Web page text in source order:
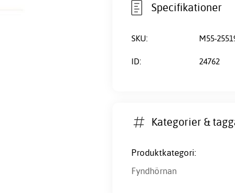
Specifikationer
SKU: M55-
ID: 24762
Kategorier &
Produktkategori:
Fyndhörnan